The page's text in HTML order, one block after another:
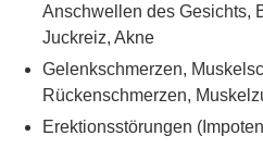
Anschwellen des Gesichts,
Juckreiz, Akne
Gelenkschmerzen,
Rückenschmerzen,
Erektionsstörungen